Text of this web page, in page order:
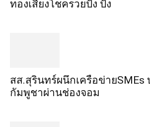
ทอง​เสี่ยงโชค​รวยปัง​ ปัง​
สส.สุรินทร์ผนึกเครือข่ายSMEs
กัมพูชาผ่านช่องจอม